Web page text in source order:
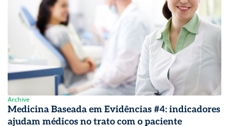
Archive
Medicina Baseada em Evidências #4: indicadores
ajudam médicos no trato com o paciente